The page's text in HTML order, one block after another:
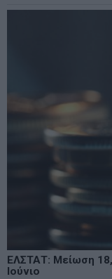
ΕΛΣΤΑΤ: Μείωση
Ιούνιο